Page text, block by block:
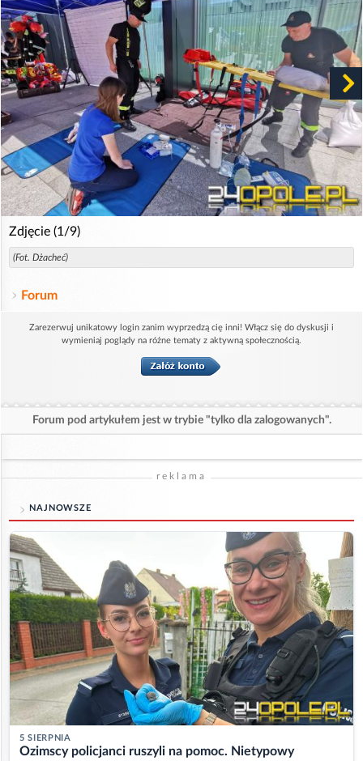
Zdjęcie (1/9)
(Fot. Dżacheć)
Forum
Zarezerwuj unikatowy login zanim wyprzedzą cię inni! Włącz się do dyskusji i
wymieniaj poglądy na różne tematy z aktywną społecznością.
Forum pod artykułem jest w trybie "tylko dla zalogowanych".
reklama
NAJNOWSZE
5 SIERPNIA
Ozimscy policjanci ruszyli na pomoc. Nietypowy